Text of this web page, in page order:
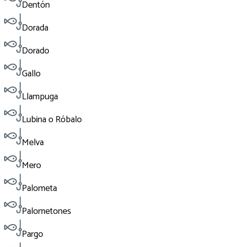
Dentón
Dorada
Dorado
Gallo
Llampuga
Lubina o Róbalo
Melva
Mero
Palometa
Palometones
Pargo